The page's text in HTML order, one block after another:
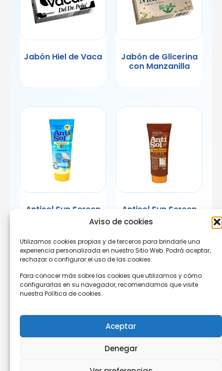
Aviso de cookies
Utilizamos cookies propias y de terceros para brindarle una
experiencia personalizada en nuestro Sitio Web. Podrá aceptar,
rechazar o configurar el uso de las cookies.
Para conocer más sobre las cookies que utilizamos y cómo
configurarlas en su navegador, recomendamos que visite
nuestra Política de cookies.
Aceptar
Denegar
Jabón Hiel de Vaca
Jabón de Glicerina
con Manzanilla
Antisol Sun Screen
Antisol Sun Screen
Color